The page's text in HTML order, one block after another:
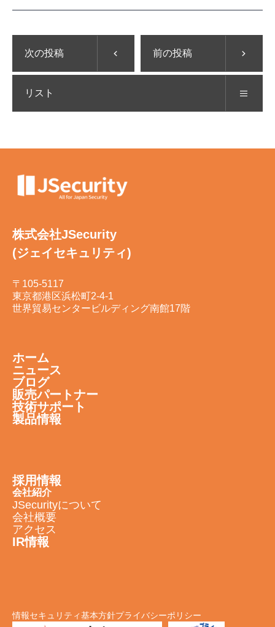
次の投稿 前の投稿
リスト
株式会社JSecurity
(ジェイセキュリティ)
〒105-5117
東京都港区浜松町2-4-1
世界貿易センタービルディング南館17階
ホーム
ニュース
ブログ
販売パートナー
技術サポート
製品情報
採用情報
会社紹介
JSecurityについて
会社概要
アクセス
IR情報
情報セキュリティ基本方針プライバシーポリシー